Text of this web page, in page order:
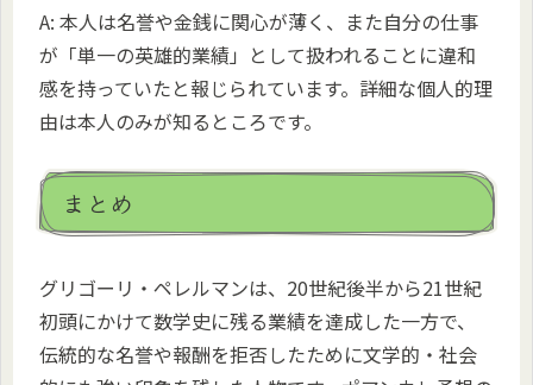
A: 本人は名誉や金銭に関心が薄く、また自分の仕事
が「単一の英雄的業績」として扱われることに違和
感を持っていたと報じられています。詳細な個人的理
由は本人のみが知るところです。
まとめ
グリゴーリ・ペレルマンは、20世紀後半から21世紀
初頭にかけて数学史に残る業績を達成した一方で、
伝統的な名誉や報酬を拒否したために文学的・社会